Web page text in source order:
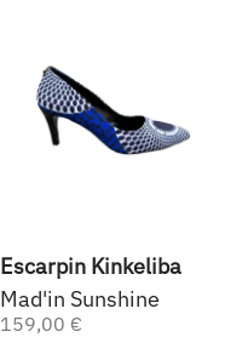
Escarpin Kinkeliba
Mad'in Sunshine
159,00 €